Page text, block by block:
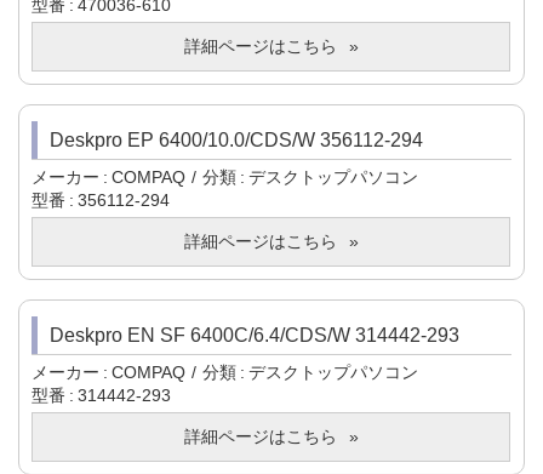
型番
470036-610
詳細ページはこちら
Deskpro EP 6400/10.0/CDS/W 356112-294
メーカー COMPAQ 分類
デスクトップパソコン
型番
356112-294
詳細ページはこちら
Deskpro EN SF 6400C/6.4/CDS/W 314442-293
メーカー COMPAQ 分類
デスクトップパソコン
型番
314442-293
詳細ページはこちら